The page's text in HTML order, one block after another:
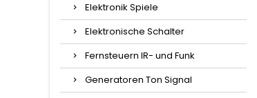
Elektronik Spiele
Elektronische Schalter
Fernsteuern IR- und Funk
Generatoren Ton Signal